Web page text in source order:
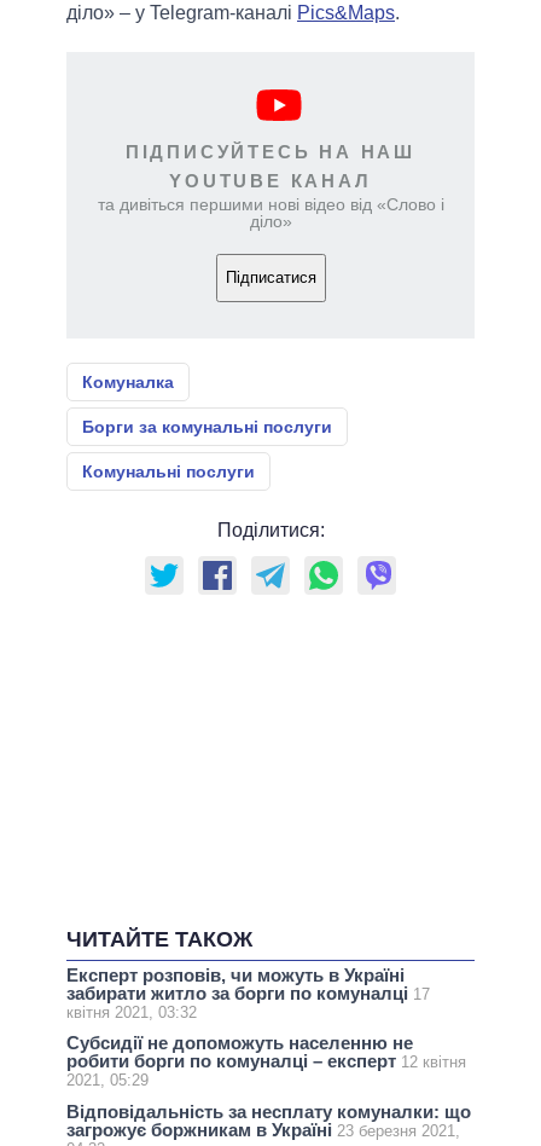
діло» – у Telegram-каналі Pics&Maps.
ПІДПИСУЙТЕСЬ НА НАШ
YOUTUBE КАНАЛ
та дивіться першими нові відео від «Слово і
діло»
Підписатися
Комуналка
Борги за комунальні послуги
Комунальні послуги
Поділитися:
ЧИТАЙТЕ ТАКОЖ
Експерт розповів, чи можуть в Україні
забирати житло за борги по комуналці 17
квітня 2021, 03:32
Субсидії не допоможуть населенню не
робити борги по комуналці – експерт 12 квітня
2021, 05:29
Відповідальність за несплату комуналки: що
загрожує боржникам в Україні 23 березня 2021,